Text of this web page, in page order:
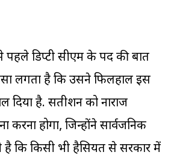
डिप्टी सीएम के पद की बात
लगता है कि उसने फिलहाल इस
दिया है. सतीशन को नाराज
करना होगा, जिन्होंने सार्वजनिक
कि किसी भी हैसियत से सरकार में